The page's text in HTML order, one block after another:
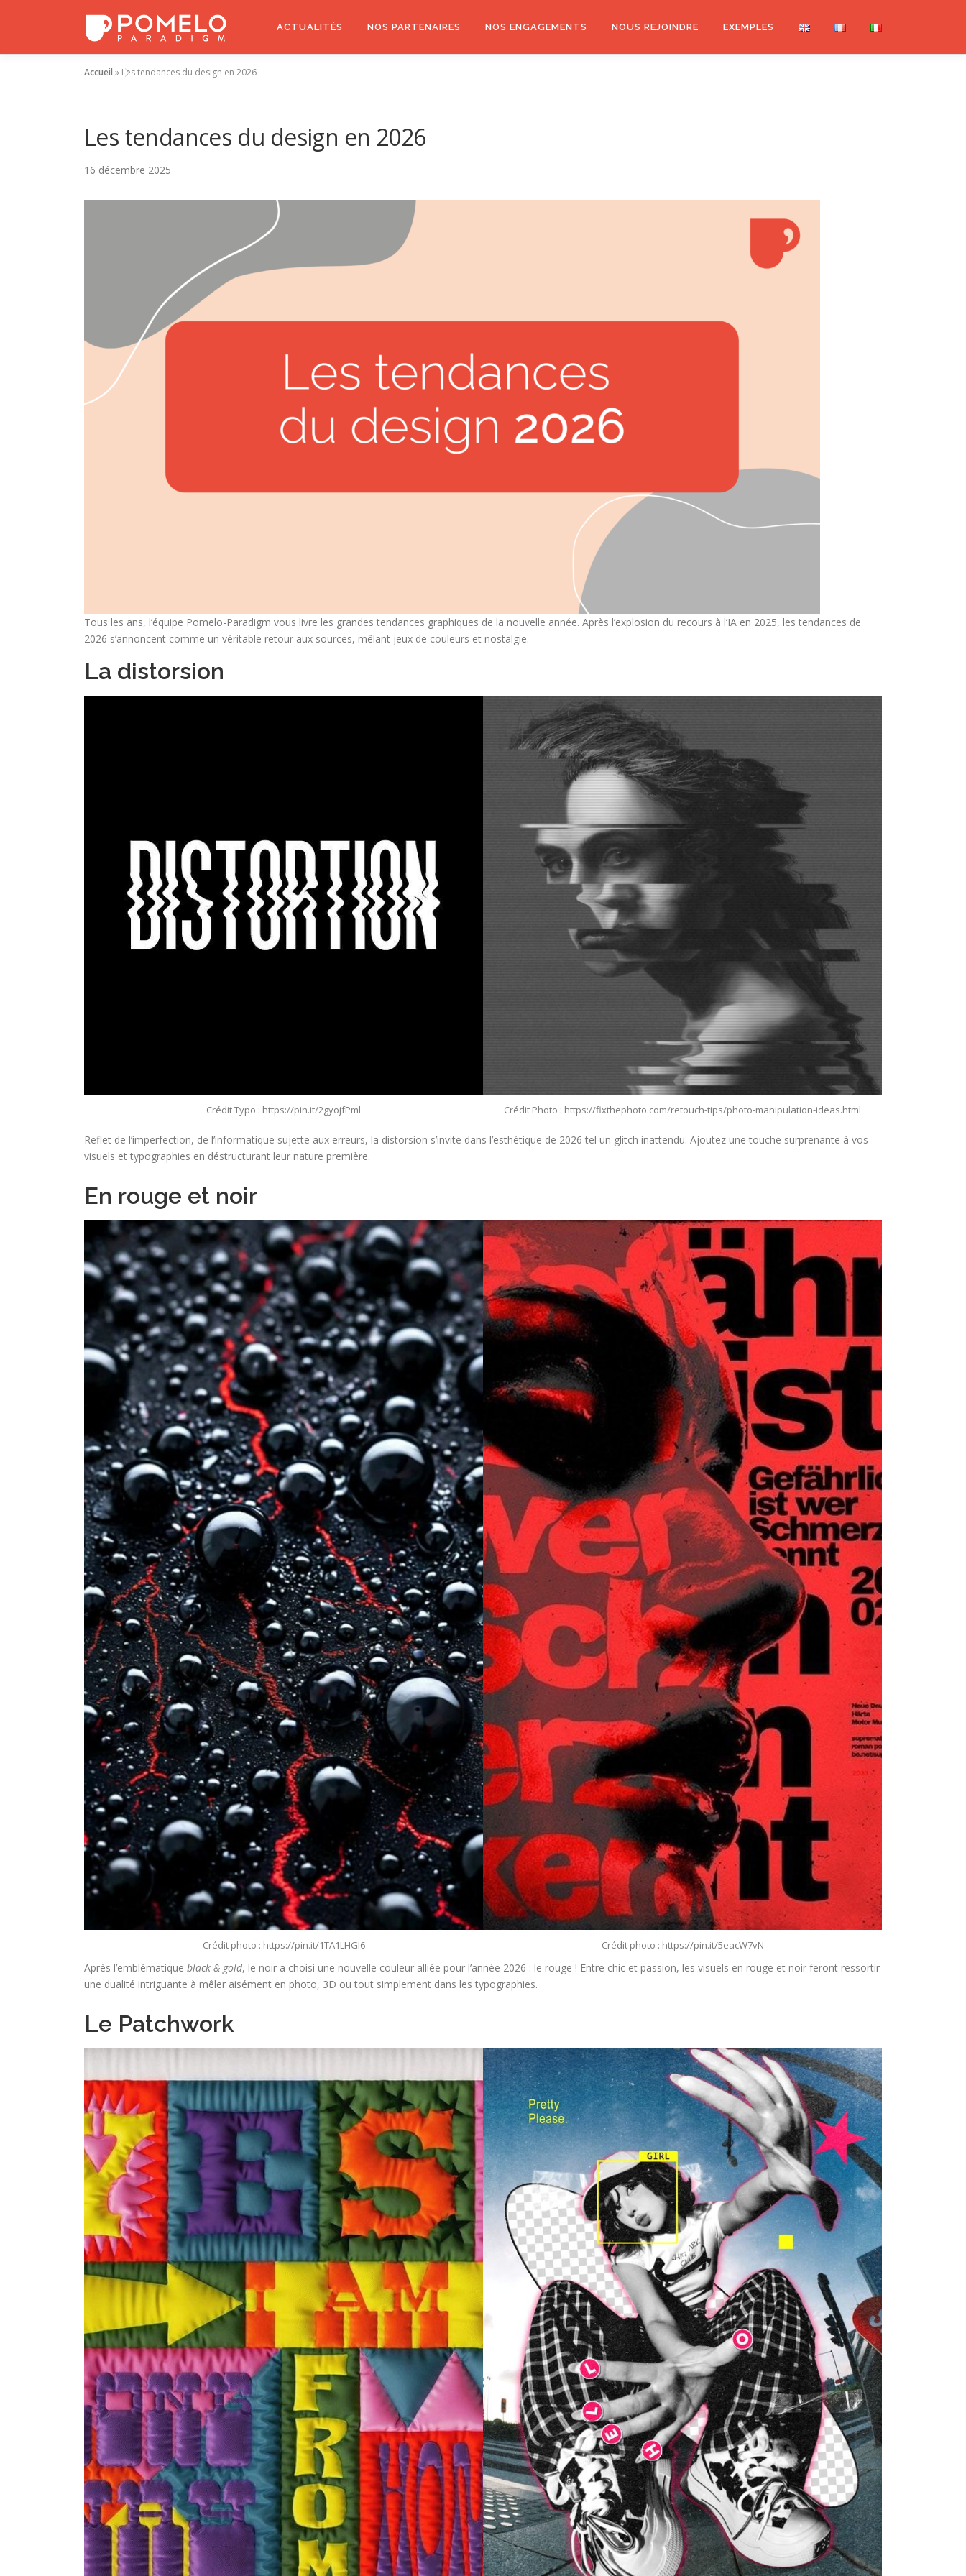
ACTUALITÉS NOS PARTENAIRES NOS ENGAGEMENTS NOUS REJOINDRE EXEMPLES
Accueil » Les tendances du design en 2026
Les tendances du design en 2026
16 décembre 2025
Tous les ans, l’équipe Pomelo-Paradigm vous livre les grandes tendances graphiques de la nouvelle année. Après l’explosion du recours à l’IA en 2025, les tendances de
2026 s’annoncent comme un véritable retour aux sources, mêlant jeux de couleurs et nostalgie.
La distorsion
Crédit Typo : https://pin.it/2gyojfPml Crédit Photo : https://fixthephoto.com/retouch-tips/photo-manipulation-ideas.html
Reflet de l’imperfection, de l’informatique sujette aux erreurs, la distorsion s’invite dans l’esthétique de 2026 tel un glitch inattendu. Ajoutez une touche surprenante à vos
visuels et typographies en déstructurant leur nature première.
En rouge et noir
Crédit photo : https://pin.it/1TA1LHGI6 Crédit photo : https://pin.it/5eacW7vN
Après l’emblématique black & gold, le noir a choisi une nouvelle couleur alliée pour l’année 2026 : le rouge ! Entre chic et passion, les visuels en rouge et noir feront ressortir
une dualité intriguante à mêler aisément en photo, 3D ou tout simplement dans les typographies.
Le Patchwork